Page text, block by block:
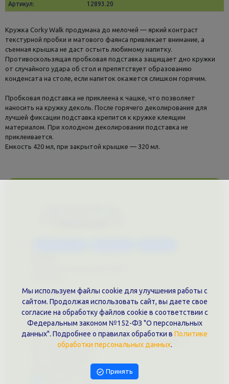
Артикул: 12893.20
Кружка Corky Walk продумана до мелочей — яркий контраст
текстурной пробки и матового фаянса привлекает внимание, а
съемная крышка не даст остыть любимому напитку.
Противоскользящая пробковая подставка защищает дно кружки
от случайного удара об стол и препятствует образованию
конденсата на столе, если напиток окажется слишком горячим.
Пробковая подставка не приклеена к чашке, что позволяет
наносить на кружку деколь. После горячего деколирования для
лучшей фиксации подставка крепится к кружке клеящим
материалом. При холодном деколировании подставка не
приклеивается.
Емкость 420 мл, при закрытой крышке — 320 мл.
Документы
Политика обработки персональных данных
Публичная оферта
Контакты филиала
г. Краснодар, ул. Шоссе Нефтяников, 28, оф. 51
+7 (861)202-09-02
9457070@krd-print.ru
Написать в Telegram
Мы используем файлы cookie для улучшения работы с
сайтом. Продолжая использовать сайт, вы даете свое
согласие на обработку файлов cookie в соответствии с
Федеральным законом №152-ФЗ "О персональных
данных". Подробнее о правилах обработки в Политике
обработки персональных данных.
Принять